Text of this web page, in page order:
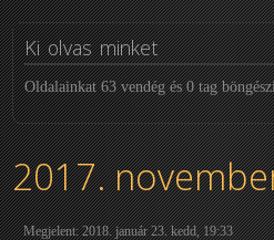
Kiolvas minket
Oldalainkat 63 vendég és 0 tag
2017.
Megjelent: 2018. január 23. kedd, 19:33